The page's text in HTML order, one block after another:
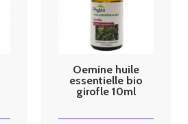
Oemine huile
essentielle bio
girofle 10ml